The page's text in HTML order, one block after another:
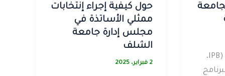
تفتح جامعة براغانسا (IPB،
حول كيفية إجراء إنتخابات
ممثلي الأساتذة في
مجلس إدارة جامعة
الشلف
2 فبراير، 2025